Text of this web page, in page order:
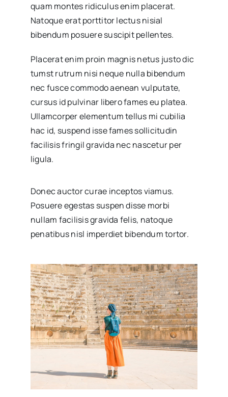
quam montes ridiculus enim placerat.
Natoque erat porttitor lectus nisial
bibendum posuere suscipit pellentes.
Placerat enim proin magnis netus justo dic
tumst rutrum nisi neque nulla bibendum
nec fusce commodo aenean vulputate,
cursus id pulvinar libero fames eu platea.
Ullamcorper elementum tellus mi cubilia
hac id, suspend isse fames sollicitudin
facilisis fringil gravida nec nascetur per
ligula.
Donec auctor curae inceptos viamus.
Posuere egestas suspen disse morbi
nullam facilisis gravida felis, natoque
penatibus nisl imperdiet bibendum tortor.